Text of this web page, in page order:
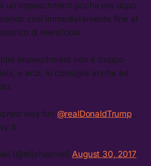
un impeachment poche ore dopo
così immediatamente fine al
di eterofobia.
impeachment non è troppo
e anzi, lo consiglia anche ad
was fun @realDonaldTrump,
it.
(@elijahdaniel)August 30, 2017